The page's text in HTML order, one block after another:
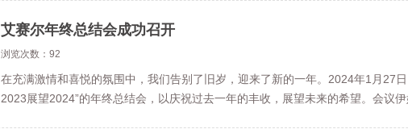
艾赛尔年终总结会成功召开
浏览次数：92
在充满激情和喜悦的氛围中，我们告别了旧岁，迎来了新的一年。2024年1月27
2023展望2024”的年终总结会，以庆祝过去一年的丰收，展望未来的希望。会议